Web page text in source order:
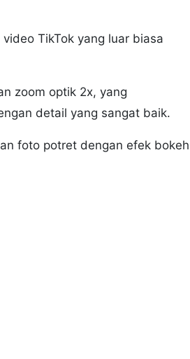
TikTok yang luar biasa
zoom optik 2x, yang
detail yang sangat baik.
foto potret dengan efek bokeh